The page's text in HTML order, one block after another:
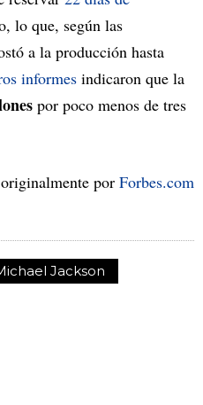
lo que, según las
a la producción hasta
informes indicaron que la
por poco menos de tres
por Forbes.com
Jackson